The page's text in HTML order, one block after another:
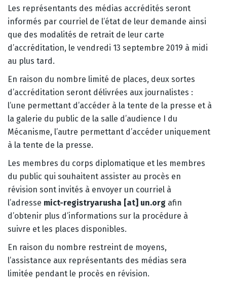
Les représentants des médias accrédités seront
informés par courriel de l’état de leur demande ainsi
que des modalités de retrait de leur carte
d’accréditation, le vendredi 13 septembre 2019 à midi
au plus tard.
En raison du nombre limité de places, deux sortes
d’accréditation seront délivrées aux journalistes :
l’une permettant d’accéder à la tente de la presse et à
la galerie du public de la salle d’audience I du
Mécanisme, l’autre permettant d’accéder uniquement
à la tente de la presse.
Les membres du corps diplomatique et les membres
du public qui souhaitent assister au procès en
révision sont invités à envoyer un courriel à
l’adresse mict-registryarusha [at] un.org afin
d’obtenir plus d’informations sur la procédure à
suivre et les places disponibles.
En raison du nombre restreint de moyens,
l’assistance aux représentants des médias sera
limitée pendant le procès en révision.